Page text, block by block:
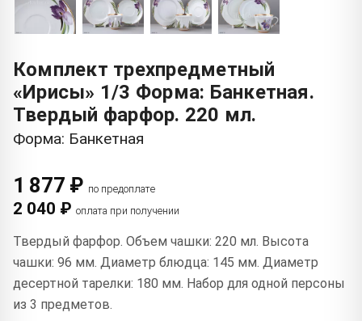
Комплект трехпредметный
«Ирисы» 1/3 Форма: Банкетная.
Твердый фарфор. 220 мл.
Форма: Банкетная
1 877 ₽ по предоплате
2 040 ₽ оплата при получении
Твердый фарфор. Объем чашки: 220 мл. Высота
чашки: 96 мм. Диаметр блюдца: 145 мм. Диаметр
десертной тарелки: 180 мм. Набор для одной персоны
из 3 предметов.